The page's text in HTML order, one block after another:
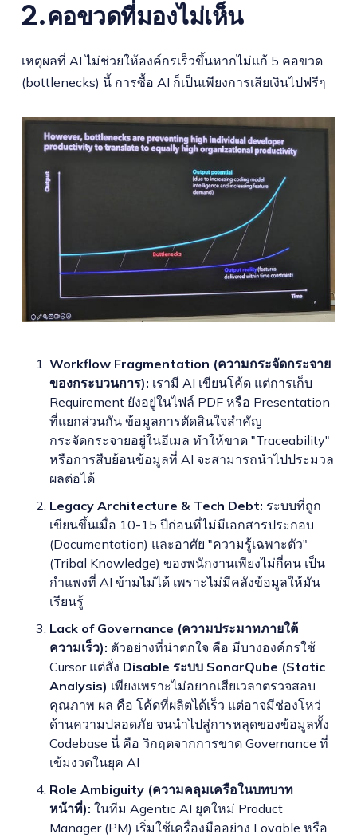
2.คอขวดที่มองไม่เห็น
เหตุผลที่ AI ไม่ช่วยให้องค์กรเร็วขึ้นหากไม่แก้ 5 คอขวด
(bottlenecks) นี้ การซื้อ AI ก็เป็นเพียงการเสียเงินไปฟรีๆ
Workflow Fragmentation (ความกระจัดกระจาย
ของกระบวนการ): เรามี AI เขียนโค้ด แต่การเก็บ
Requirement ยังอยู่ในไฟล์ PDF หรือ Presentation
ที่แยกส่วนกัน ข้อมูลการตัดสินใจสำคัญ
กระจัดกระจายอยู่ในอีเมล ทำให้ขาด "Traceability"
หรือการสืบย้อนข้อมูลที่ AI จะสามารถนำไปประมวล
ผลต่อได้
Legacy Architecture & Tech Debt: ระบบที่ถูก
เขียนขึ้นเมื่อ 10-15 ปีก่อนที่ไม่มีเอกสารประกอบ
(Documentation) และอาศัย "ความรู้เฉพาะตัว"
(Tribal Knowledge) ของพนักงานเพียงไม่กี่คน เป็น
กำแพงที่ AI ข้ามไม่ได้ เพราะไม่มีคลังข้อมูลให้มัน
เรียนรู้
Lack of Governance (ความประมาทภายใต้
ความเร็ว): ตัวอย่างที่น่าตกใจ คือ มีบางองค์กรใช้
Cursor แต่สั่ง Disable ระบบ SonarQube (Static
Analysis) เพียงเพราะไม่อยากเสียเวลาตรวจสอบ
คุณภาพ ผล คือ โค้ดที่ผลิตได้เร็ว แต่อาจมีช่องโหว่
ด้านความปลอดภัย จนนำไปสู่การหลุดของข้อมูลทั้ง
Codebase นี่ คือ วิกฤตจากการขาด Governance ที่
เข้มงวดในยุค AI
Role Ambiguity (ความคลุมเครือในบทบาท
หน้าที่): ในทีม Agentic AI ยุคใหม่ Product
Manager (PM) เริ่มใช้เครื่องมืออย่าง Lovable หรือ